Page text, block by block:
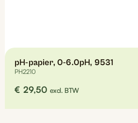
pH-papier, 0-6.0pH, 9531
PH2210
€ 29,50 excl. BTW